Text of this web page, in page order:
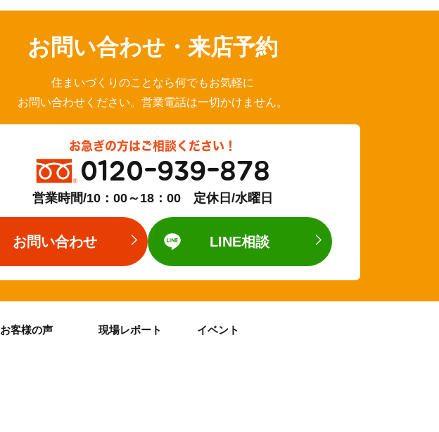
お問い合わせ・来店予約
住まいづくりのことなら何でもお気軽に
お問い合わせください。営業電話は一切かけません。
お急ぎの方はご相談ください！
0120-939-878
営業時間/10：00～18：00 定休日/水曜日
お問い合わせ LINE相談
お客様の声 現場レポート イベント